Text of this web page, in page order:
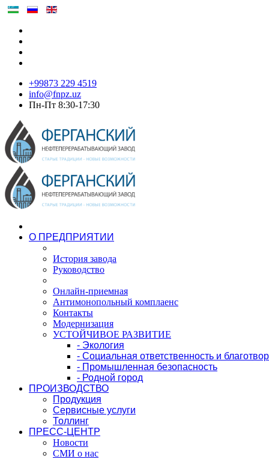
+99873 229 4519
info@fnpz.uz
Пн-Пт 8:30-17:30
О ПРЕДПРИЯТИИ
История завода
Руководство
Онлайн-приемная
Антимонопольный комплаенс
Контакты
Модернизация
УСТОЙЧИВОЕ РАЗВИТИЕ
- Экология
- Социальная ответственность и
- Промышленная безопасность
- Родной город
ПРОИЗВОДСТВО
Продукция
Сервисные услуги
Толлинг
ПРЕСС-ЦЕНТР
Новости
СМИ о нас